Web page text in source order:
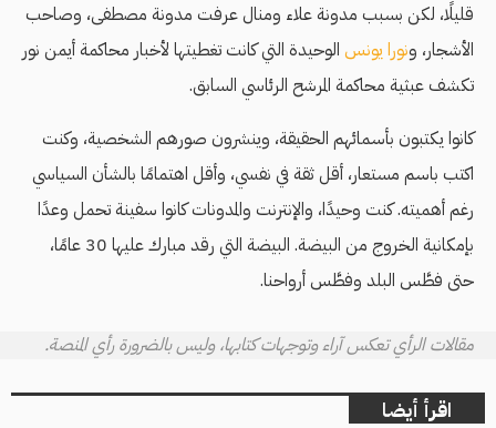
قليلًا، لكن بسبب مدونة علاء ومنال عرفت مدونة مصطفى، وصاحب
الأشجار، ونورا يونس الوحيدة التي كانت تغطيتها لأخبار محاكمة أيمن نور
تكشف عبثية محاكمة المرشح الرئاسي السابق.
كانوا يكتبون بأسمائهم الحقيقة، وينشرون صورهم الشخصية، وكنت
اكتب باسم مستعار، أقل ثقة في نفسي، وأقل اهتمامًا بالشأن السياسي
رغم أهميته. كنت وحيدًا، والإنترنت والمدونات كانوا سفينة تحمل وعدًا
بإمكانية الخروج من البيضة. البيضة التي رقد مبارك عليها 30 عامًا،
حتى فطَّس البلد وفطَّس أرواحنا.
مقالات الرأي تعكس آراء وتوجهات كتابها، وليس بالضرورة رأي المنصة.
اقرأ أيضا